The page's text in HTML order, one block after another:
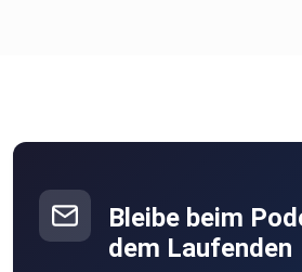
Bleibe beim
dem Laufenden